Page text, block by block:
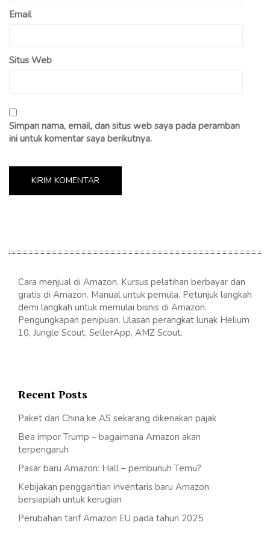
Email
Situs Web
Simpan nama, email, dan situs web saya pada peramban
ini untuk komentar saya berikutnya.
Cara menjual di Amazon. Kursus pelatihan berbayar dan
gratis di Amazon. Manual untuk pemula. Petunjuk langkah
demi langkah untuk memulai bisnis di Amazon.
Pengungkapan penipuan. Ulasan perangkat lunak Helium
10, Jungle Scout, SellerApp, AMZ Scout.
Recent Posts
Paket dari China ke AS sekarang dikenakan pajak
Bea impor Trump – bagaimana Amazon akan
terpengaruh
Pasar baru Amazon: Hall – pembunuh Temu?
Kebijakan penggantian inventaris baru Amazon:
bersiaplah untuk kerugian
Perubahan tarif Amazon EU pada tahun 2025